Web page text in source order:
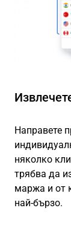
Направете
няколко
трябва да
маржа и от
най-бързо.